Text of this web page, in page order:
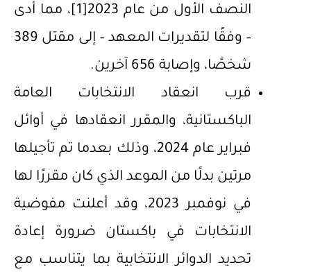
النصف الأول من عام 2023 [1]
، مما أدى
– وفقًا لتقديرات المعهد – إلى مقتل 389
شخصًا، وإصابة 656 آخرين.
قرب انعقاد الانتخابات العامة
الباكستانية، والمقرر انعقادها في أوائل
فبراير عام 2024، وذلك بعدما تم تأجيلها
مرتين بدلًا من الموعد الذي كان مقررًا لها
في نوفمبر 2023، وقد أعلنت مفوضية
الانتخابات في باكستان ضرورة إعادة
تحديد الدوائر الانتخابية بما يتناسب مع